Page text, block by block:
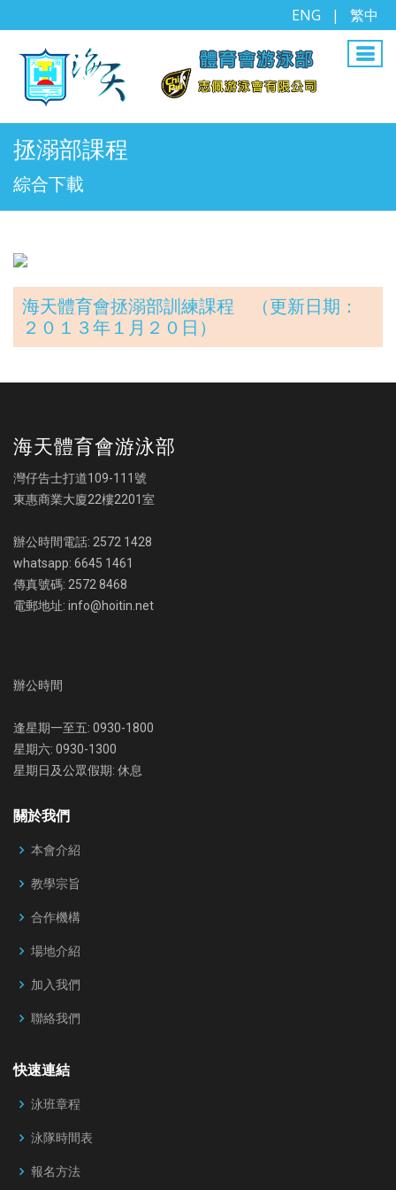
ENG | 繁中
拯溺部課程
綜合下載
海天體育會拯溺部訓練課程 （更新日期：
２０１３年１月２０日）
海天體育會游泳部
灣仔告士打道109-111號
東惠商業大廈22樓2201室
辦公時間電話: 2572 1428
whatsapp: 6645 1461
傳真號碼: 2572 8468
電郵地址: info@hoitin.net
辦公時間
逢星期一至五: 0930-1800
星期六: 0930-1300
星期日及公眾假期: 休息
關於我們
本會介紹
教學宗旨
合作機構
場地介紹
加入我們
聯絡我們
快速連結
泳班章程
泳隊時間表
報名方法